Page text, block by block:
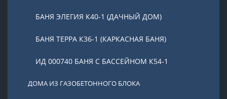
БАНЯ ЭЛЕГИЯ К40-1 (ДАЧНЫЙ ДОМ)
БАНЯ ТЕРРА К36-1 (КАРКАСНАЯ БАНЯ)
ИД 000740 БАНЯ С БАССЕЙНОМ К54-1
ДОМА ИЗ ГАЗОБЕТОННОГО БЛОКА